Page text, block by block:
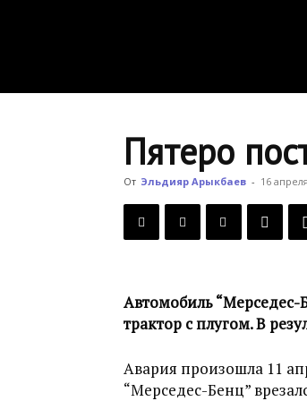
Пятеро
От Эльдияр Арыкбаев - 16
Автомобиль “Мерседес-
трактор с плугом. В
Авария произошла 11
“Мерседес-Бенц”